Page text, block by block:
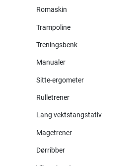
Romaskin
Trampoline
Treningsbenk
Manualer
Sitte-ergometer
Rulletrener
Lang vektstangstativ
Magetrener
Dørribber